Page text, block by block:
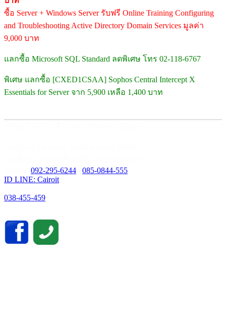
ซื้อ Server + Windows Server รับฟรี Online Training Configuring
and Troubleshooting Active Directory Domain Services มูลค่า
9,000 บาท
แลกซื้อ Microsoft SQL Standard ลดพิเศษ โทร 02-118-6767
พิเศษ แลกซื้อ [CXED1CSAA] Sophos Central Intercept X
Essentials for Server จาก 5,900 เหลือ 1,400 บาท
092-295-6244
085-0844-555
ID LINE: Cairoit
038-455-459